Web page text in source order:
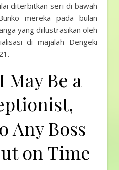
diterbitkan seri di bawah
mereka pada bulan
yang diilustrasikan oleh
di majalah Dengeki
May Be a
Any Boss
on Time